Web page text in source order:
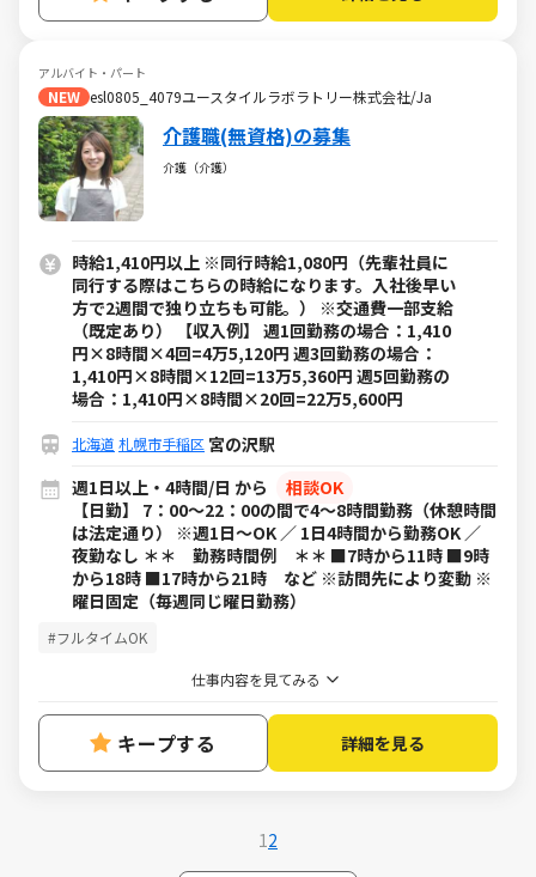
アルバイト・パート
NEW esl0805_4079ユースタイルラボラトリー株式会社/Ja
介護職(無資格)の募集
介護（介護）
時給1,410円以上 ※同行時給1,080円（先輩社員に
同行する際はこちらの時給になります。入社後早い
方で2週間で独り立ちも可能。） ※交通費一部支給
（既定あり） 【収入例】 週1回勤務の場合：1,410
円×8時間×4回=4万5,120円 週3回勤務の場合：
1,410円×8時間×12回=13万5,360円 週5回勤務の
場合：1,410円×8時間×20回=22万5,600円
北海道 札幌市手稲区 宮の沢駅
週1日以上・4時間/日 から
相談OK
【日勤】 7：00～22：00の間で4～8時間勤務（休憩時間
は法定通り） ※週1日～OK ／ 1日4時間から勤務OK ／
夜勤なし ＊＊ 勤務時間例 ＊＊ ■7時から11時 ■9時
から18時 ■17時から21時 など ※訪問先により変動 ※
曜日固定（毎週同じ曜日勤務）
#フルタイムOK
仕事内容を見てみる
キープする 詳細を見る
12